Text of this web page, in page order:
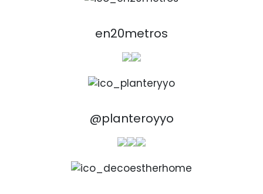
en20metros
@planteroyyo